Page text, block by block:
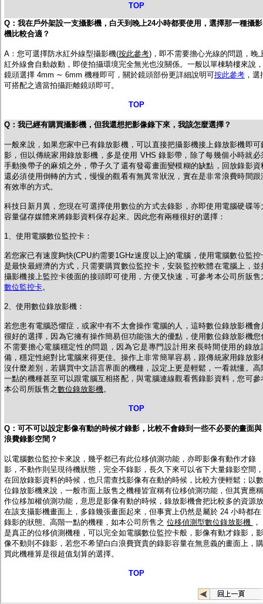
TOP
Q：我在戶外架設一支攝影機，白天到晚上24小時都要使用，選擇那一種攝影
機比較合適？
A：您可選擇防水紅外線型攝影機(按此參考)， 即不需要擔心光線的問題，晚
紅外線會自動啟動，即使拍攝環境完全無光也沒關係。一般以單棟騎樓來說，
鏡頭選擇 4mm ∼ 6mm 機種即可，關於鏡頭部份更詳細說明可按此參考 ，選
可搭配之適當拍攝距離鏡頭即可。
TOP
Q ： 我已經有購買攝影機，但我還想把影像錄下來，我該怎麼選擇？
一般來說，如果您家中已有錄放影機，可以直接把攝影機接上錄放影機即可
影，但以傳統家用錄放影機，多是使用 VHS 錄影帶，除了每幾個小時就必
手動換帶子的麻煩之外，帶子久了還有發霉畫面變模糊的缺點，回放錄影資
還必須使用倒轉的方式，慢慢的觀看有無異常狀況，實在是非常浪費時間跟
有效率的方式。
科技日新月異，您現在可選擇使用數位的方式去錄影，亦即使用電腦硬碟等
容量儲存媒體來將錄影資料保存起來。因此您有兩種很好的選擇：
1、使用電腦數位監控卡：
若您家已有速度夠快(CPU約需要1GHz速度以上)的電腦，使用電腦數位監控
是最快最經濟的方式，只需要購買數位監控卡，安裝監控軟體在電腦上，並
攝影機接上監控卡後面的接頭即可使用，方便又快速，可參考本公司所販售
數位監控卡。
2、使用數位錄放影機：
若您患有電腦恐懼症，或家中有不太會操作電腦的人，這時數位錄放影機會
很好的選擇，因為它擁有操作簡易但功能強大的優點，使用數位錄放影機您
不需要擔心電腦穩定性的問題，因為它是專門設計用來長時間使用的錄放
備，穩定性絕對比電腦來得更佳。操作上非常簡單容易，跟傳統家用錄放影
沒什麼差別，若購買中文語言界面的機種，設定上更是輕鬆，一看就懂。高
一點的機種甚至可以跟電腦互相搭配，與電腦連線觀看舊錄影資料，您可參
本公司所販售之數位錄放影機。
TOP
Q ：可不可以設定影像有動的時候才錄影，比較不會錄到一些不必要的畫面與
浪費錄影空間？
以電腦數位監控卡來說，幾乎都已有此位移偵測功能，亦即影像有動作才錄
影，不動作則呈現待機狀態，完全不錄影，長久下來可以省下大量錄影空間，
在回放錄影資料的時候，也只需查找影像有在動的時候，比較方便輕鬆；以數
位錄放影機來說，一般市面上販售之機種皆宣稱有位移偵測功能，但其實應稱
作位移加權偵測功能，意思是影像有動的時候，錄放影機會把比較多的資源放
在該支攝影機畫面上，多錄幾張畫面起來，但事實上仍然是屬於 24 小時都在
錄影的狀態。高階一點的機種，如本公司所售之 位移偵測型數位錄放影機
，
是真正的位移偵測機種，可以完全如電腦數位監控卡般，影像有動才錄影，影
像不動則不錄影，若您不希望白白浪費寶貴的錄影容量在無意義的畫面上，購
買此機種算是很超值划算的選擇。
TOP